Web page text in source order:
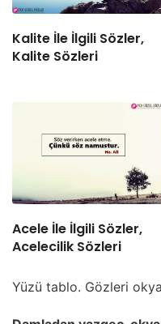
Kalite İle İlgili Sözler,
Kalite Sözleri
Acele İle İlgili Sözler,
Acelecilik Sözleri
Yüzü tablo. Gözleri